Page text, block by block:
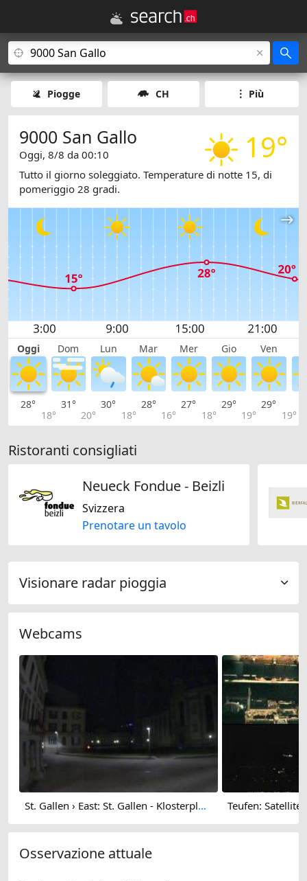
Piogge CH Più
19°
9000 San Gallo
Oggi, 8/8 da 00:10
Tutto il giorno soleggiato. Temperature di notte 15, di
pomeriggio 28 gradi.
Oggi Dom Lun Mar Mer Gio Ven
28°
18°
31°
20°
30°
18°
28°
16°
27°
18°
29°
19°
29°
19°
Ristoranti consigliati
Neueck Fondue - Beizli
Svizzera
Prenotare un tavolo
Visionare radar pioggia
Webcams
St. Gallen › East: St. Gallen - Klosterplatz
Osservazione attuale